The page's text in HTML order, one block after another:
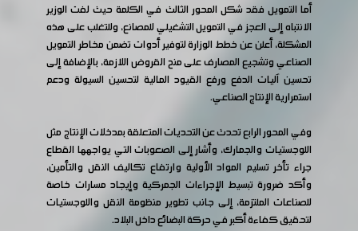
أما التمويل فقد شكل المحور الثالث في الكلمة حيث لفت الوزير
الانتباه إلى العجز في التمويل التشغيلي للمصانع، وللتغلب على هذه
المشكلة، أعلن عن خطط الوزارة لتوفير أدوات تضمن مخاطر التمويل
الصناعي وتشجيع المصارف على منح القروض اللازمة، بالإضافة إلى
تحسين آليات الدفع ورفع القيود المالية لتحسين السيولة ودعم
استمرارية الإنتاج الصناعي.
وفي المحور الرابع تحدث عن التحديات المتعلقة بمدخلات الإنتاج مثل
اللوجستيات والجمارك، وأشار إلى الصعوبات التي يواجهها القطاع
جراء تأخر تسليم المواد الأولية وارتفاع تكاليف النقل والتأمين،
وأكد ضرورة تبسيط الإجراءات الجمركية وإيجاد مسارات خاصة
للصناعات الملتزمة، إلى جانب تطوير منظومة النقل واللوجستيات
لتحقيق كفاءة أكبر في حركة البضائع داخل البلاد.